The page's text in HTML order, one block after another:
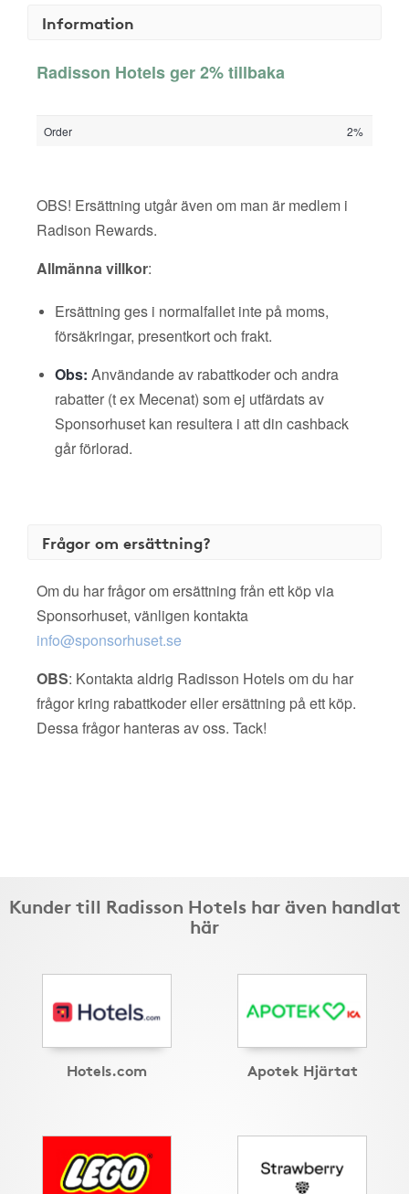
Information
Radisson Hotels ger 2% tillbaka
Order 2%
OBS! Ersättning utgår även om man är medlem i
Radison Rewards.
Allmänna villkor:
Ersättning ges i normalfallet inte på moms,
försäkringar, presentkort och frakt.
Obs: Användande av rabattkoder och andra
rabatter (t ex Mecenat) som ej utfärdats av
Sponsorhuset kan resultera i att din cashback
går förlorad.
Frågor om ersättning?
Om du har frågor om ersättning från ett köp via
Sponsorhuset, vänligen kontakta
info@sponsorhuset.se
OBS: Kontakta aldrig Radisson Hotels om du har
frågor kring rabattkoder eller ersättning på ett köp.
Dessa frågor hanteras av oss. Tack!
Kunder till Radisson Hotels har även handlat
här
Hotels.com Apotek Hjärtat